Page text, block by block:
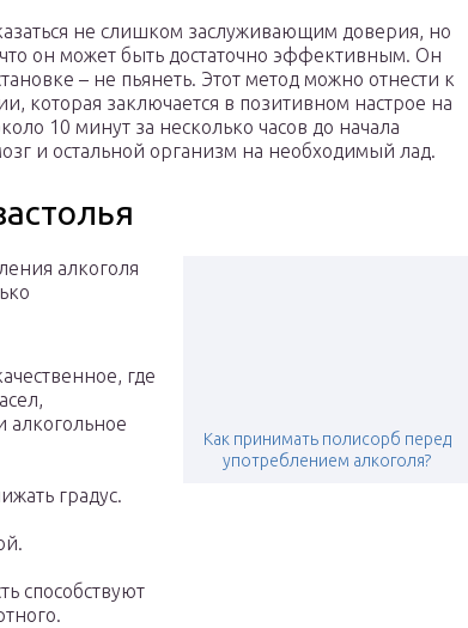
не слишком заслуживающим доверия, но
он может быть достаточно эффективным. Он
– не пьянеть. Этот метод можно отнести к
которая заключается в позитивном настрое на
10 минут за несколько часов до начала
и остальной организм на необходимый лад.
Как принимать полисорб перед
употреблением алкоголя?
алкоголя
где
градус.
способствуют